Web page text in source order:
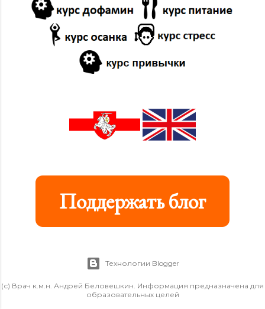
Поддержать блог
Технологии Blogger
(с) Врач к.м.н. Андрей Беловешкин. Информация предназначена для
образовательных целей